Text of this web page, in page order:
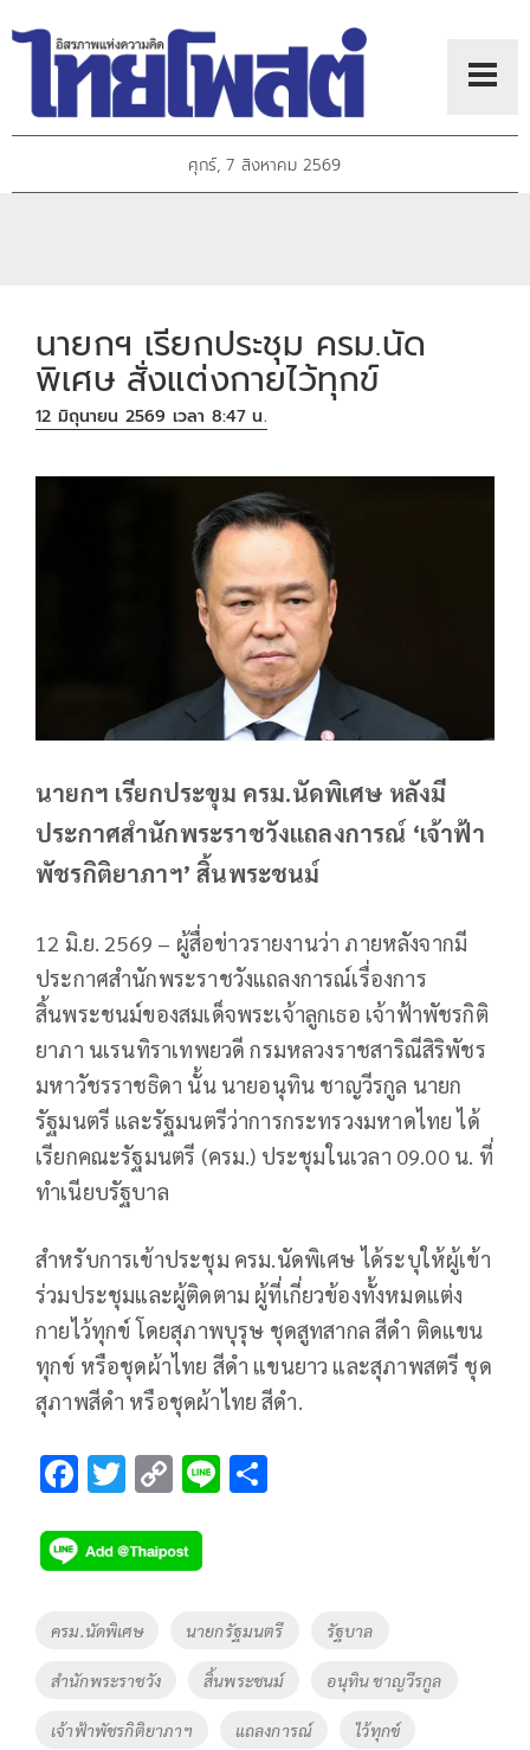
ศุกร์, 7 สิงหาคม 2569
นายกฯ เรียกประชุม ครม.นัด
พิเศษ สั่งแต่งกายไว้ทุกข์
12 มิถุนายน 2569 เวลา 8:47 น.
นายกฯ เรียกประขุม ครม.นัดพิเศษ หลังมี
ประกาศสำนักพระราชวังแถลงการณ์ ‘เจ้าฟ้า
พัชรกิติยาภาฯ’ สิ้นพระชนม์
12 มิ.ย. 2569 – ผู้สื่อข่าวรายงานว่า ภายหลังจากมี
ประกาศสำนักพระราชวังแถลงการณ์เรื่องการ
สิ้นพระชนม์ของสมเด็จพระเจ้าลูกเธอ เจ้าฟ้าพัชรกิติ
ยาภา นเรนทิราเทพยวดี กรมหลวงราชสาริณีสิริพัชร
มหาวัชรราชธิดา นั้น นายอนุทิน ชาญวีรกูล นายก
รัฐมนตรี และรัฐมนตรีว่าการกระทรวงมหาดไทย ได้
เรียกคณะรัฐมนตรี (ครม.) ประชุมในเวลา 09.00 น. ที่
ทำเนียบรัฐบาล
สำหรับการเข้าประชุม ครม.นัดพิเศษ ได้ระบุให้ผู้เข้า
ร่วมประชุมและผู้ติดตาม ผู้ที่เกี่ยวข้องทั้งหมดแต่ง
กายไว้ทุกข์ โดยสุภาพบุรุษ ชุดสูทสากล สีดำ ติดแขน
ทุกข์ หรือชุดผ้าไทย สีดำ แขนยาว และสุภาพสตรี ชุด
สุภาพสีดำ หรือชุดผ้าไทย สีดำ.
F
e
b
o
o
k
T
tt
er
C
p
y
Li
Li
Tags
ครม.นัดพิเศษ นายกรัฐมนตรี รัฐบาล
สำนักพระราชวัง สิ้นพระชนม์ อนุทิน ชาญวีรกูล
เจ้าฟ้าพัชรกิติยาภาฯ แถลงการณ์ ไว้ทุกข์